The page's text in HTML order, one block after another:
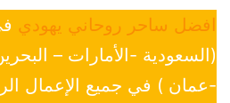
افضل ساحر روحاني يهودي
(السعودية -الأمارات –
-عمان ) في جميع الإعمال